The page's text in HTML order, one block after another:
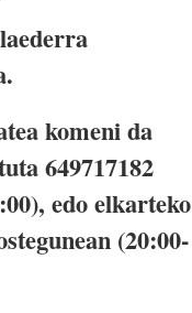
komeni da
649717182
edo elkarteko
(20:00-